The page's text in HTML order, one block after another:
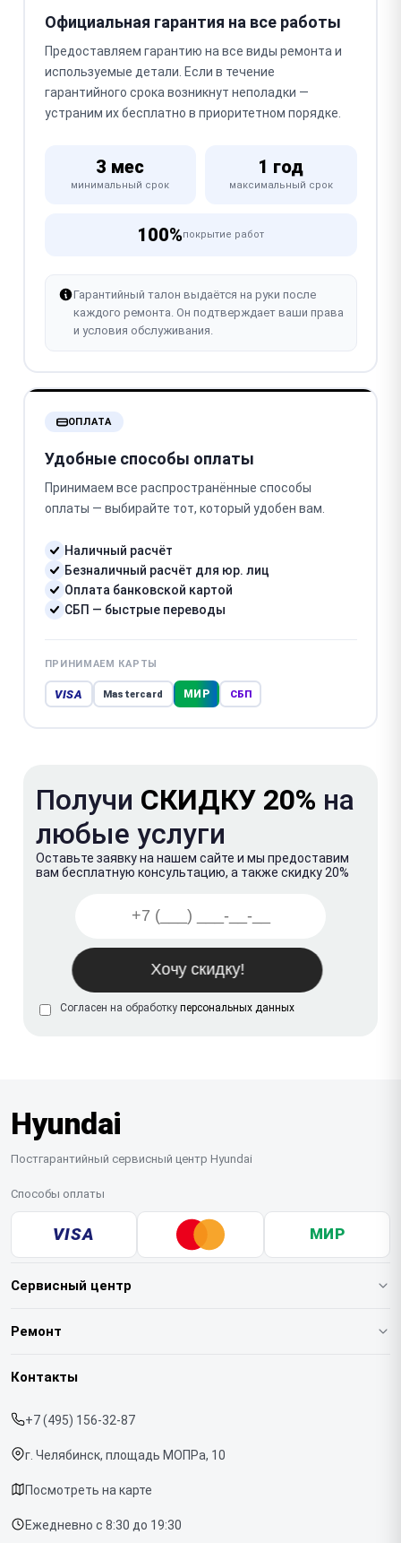
Официальная гарантия на все работы
Предоставляем гарантию на все виды ремонта и
используемые детали. Если в течение
гарантийного срока возникнут неполадки —
устраним их бесплатно в приоритетном порядке.
3 мес
минимальный срок
1 год
максимальный срок
100%покрытие работ
Гарантийный талон выдаётся на руки после
каждого ремонта. Он подтверждает ваши права
и условия обслуживания.
ОПЛАТА
Удобные способы оплаты
Принимаем все распространённые способы
оплаты — выбирайте тот, который удобен вам.
Наличный расчёт
Безналичный расчёт для юр. лиц
Оплата банковской картой
СБП — быстрые переводы
ПРИНИМАЕМ КАРТЫ
VISA Mastercard МИР СБП
Получи СКИДКУ 20% на
любые услуги
Оставьте заявку на нашем сайте и мы предоставим
вам бесплатную консультацию, а также скидку 20%
Согласен на обработку персональных данных
Hyundai
Постгарантийный сервисный центр Hyundai
Способы оплаты
VISA МИР
Сервисный центр
О нашем сервисе
Срочный ремонт
Доставка и способы оплаты
Диагностика
Контакты
Ремонт
Варочных панелей
Контакты
+7 (495) 156-32-87
г. Челябинск, площадь МОПРа, 10
Посмотреть на карте
Ежедневно с 8:30 до 19:30